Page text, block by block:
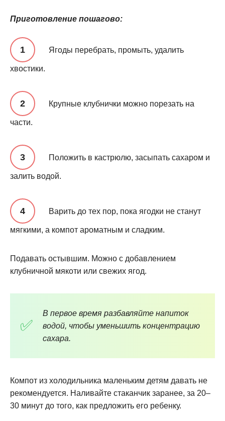
Приготовление пошагово:
Ягоды перебрать, промыть, удалить
хвостики.
Крупные клубнички можно порезать на
части.
Положить в кастрюлю, засыпать сахаром и
залить водой.
Варить до тех пор, пока ягодки не станут
мягкими, а компот ароматным и сладким.
Подавать остывшим. Можно с добавлением
клубничной мякоти или свежих ягод.
В первое время разбавляйте напиток
водой, чтобы уменьшить концентрацию
сахара.
Компот из холодильника маленьким детям давать не
рекомендуется. Наливайте стаканчик заранее, за 20–
30 минут до того, как предложить его ребенку.